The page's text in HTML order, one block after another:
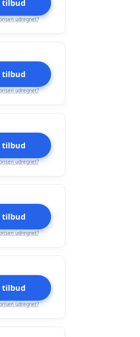
tilbud
udregnet?
tilbud
udregnet?
tilbud
udregnet?
tilbud
udregnet?
tilbud
udregnet?